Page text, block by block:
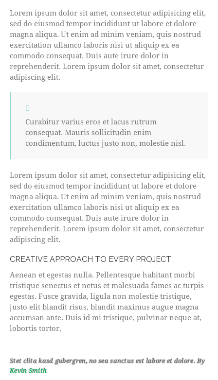
Lorem ipsum dolor sit amet, consectetur adipisicing elit,
sed do eiusmod tempor incididunt ut labore et dolore
magna aliqua. Ut enim ad minim veniam, quis nostrud
exercitation ullamco laboris nisi ut aliquip ex ea
commodo consequat. Duis aute irure dolor in
reprehenderit. Lorem ipsum dolor sit amet, consectetur
adipiscing elit.
Curabitur varius eros et lacus rutrum
consequat. Mauris sollicitudin enim
condimentum, luctus justo non, molestie nisl.
Lorem ipsum dolor sit amet, consectetur adipisicing elit,
sed do eiusmod tempor incididunt ut labore et dolore
magna aliqua. Ut enim ad minim veniam, quis nostrud
exercitation ullamco laboris nisi ut aliquip ex ea
commodo consequat. Duis aute irure dolor in
reprehenderit. Lorem ipsum dolor sit amet, consectetur
adipiscing elit.
CREATIVE APPROACH TO EVERY PROJECT
Aenean et egestas nulla. Pellentesque habitant morbi
tristique senectus et netus et malesuada fames ac turpis
egestas. Fusce gravida, ligula non molestie tristique,
justo elit blandit risus, blandit maximus augue magna
accumsan ante. Duis id mi tristique, pulvinar neque at,
lobortis tortor.
Stet clita kasd gubergren, no sea sanctus est labore et dolore. By
Kevin Smith